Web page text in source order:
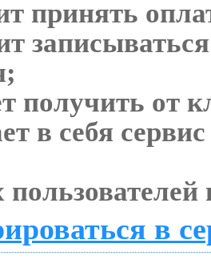
принять
от
в себя
в